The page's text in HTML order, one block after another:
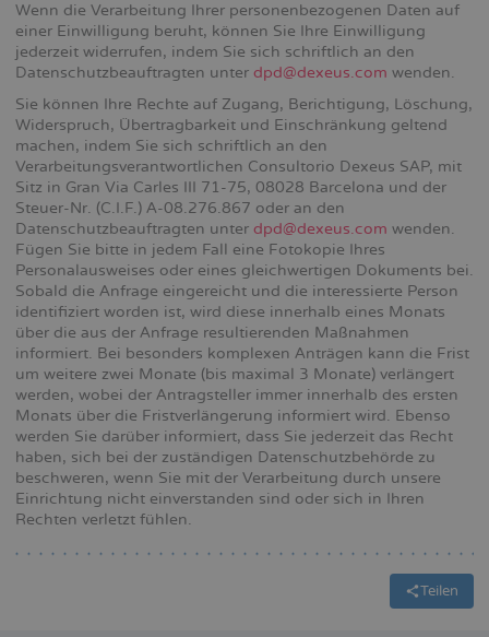
Wenn die Verarbeitung Ihrer personenbezogenen Daten auf
einer Einwilligung beruht, können Sie Ihre Einwilligung
jederzeit widerrufen, indem Sie sich schriftlich an den
Datenschutzbeauftragten unter dpd@dexeus.com wenden.
Sie können Ihre Rechte auf Zugang, Berichtigung, Löschung,
Widerspruch, Übertragbarkeit und Einschränkung geltend
machen, indem Sie sich schriftlich an den
Verarbeitungsverantwortlichen Consultorio Dexeus SAP, mit
Sitz in Gran Via Carles III 71-75, 08028 Barcelona und der
Steuer-Nr. (C.I.F.) A-08.276.867 oder an den
Datenschutzbeauftragten unter dpd@dexeus.com wenden.
Fügen Sie bitte in jedem Fall eine Fotokopie Ihres
Personalausweises oder eines gleichwertigen Dokuments bei.
Sobald die Anfrage eingereicht und die interessierte Person
identifiziert worden ist, wird diese innerhalb eines Monats
über die aus der Anfrage resultierenden Maßnahmen
informiert. Bei besonders komplexen Anträgen kann die Frist
um weitere zwei Monate (bis maximal 3 Monate) verlängert
werden, wobei der Antragsteller immer innerhalb des ersten
Monats über die Fristverlängerung informiert wird. Ebenso
werden Sie darüber informiert, dass Sie jederzeit das Recht
haben, sich bei der zuständigen Datenschutzbehörde zu
beschweren, wenn Sie mit der Verarbeitung durch unsere
Einrichtung nicht einverstanden sind oder sich in Ihren
Rechten verletzt fühlen.
Teilen